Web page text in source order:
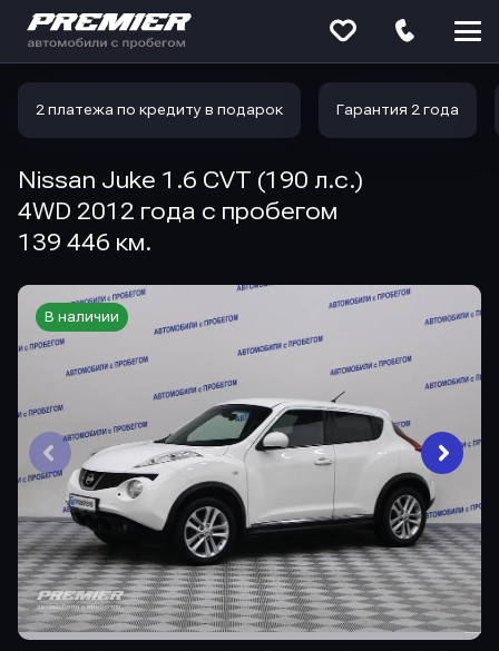
2 платежа по кредиту в подарок Гарантия 2 года
Nissan Juke 1.6 CVT (190 л.с.)
4WD 2012 года с пробегом
139 446 км.
В наличии